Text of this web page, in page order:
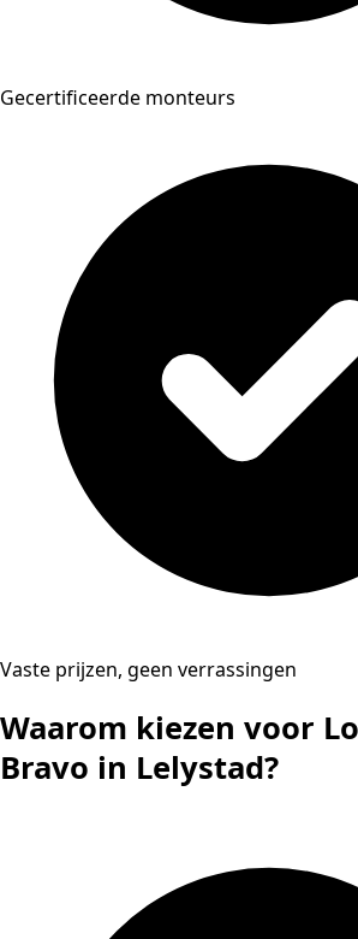
Gecertificeerde monteurs
Vaste prijzen, geen verrassingen
Waarom kiezen voor
Bravo in Lelystad?